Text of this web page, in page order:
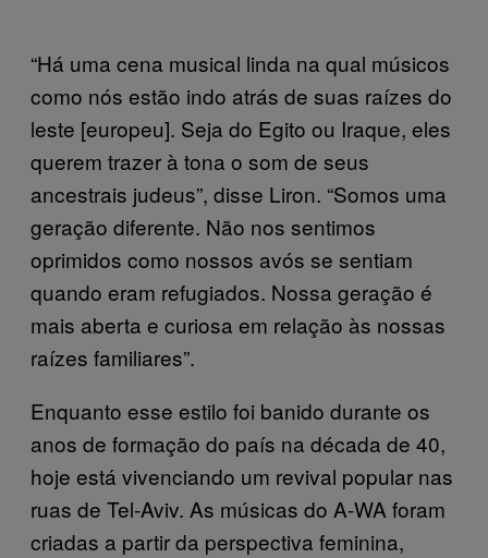
“Há uma cena musical linda na qual músicos
como nós estão indo atrás de suas raízes do
leste [europeu]. Seja do Egito ou Iraque, eles
querem trazer à tona o som de seus
ancestrais judeus”, disse Liron. “Somos uma
geração diferente. Não nos sentimos
oprimidos como nossos avós se sentiam
quando eram refugiados. Nossa geração é
mais aberta e curiosa em relação às nossas
raízes familiares”.
Enquanto esse estilo foi banido durante os
anos de formação do país na década de 40,
hoje está vivenciando um revival popular nas
ruas de Tel-Aviv. As músicas do A-WA foram
criadas a partir da perspectiva feminina,